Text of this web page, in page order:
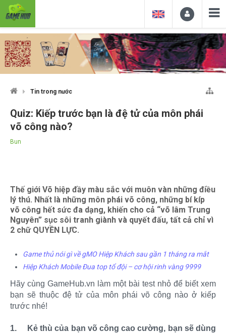
Tin trong nước
Quiz: Kiếp trước bạn là đệ tử của môn phái
võ công nào?
Bun
Thế giới Võ hiệp đầy màu sắc với muôn vàn những điều
lý thú. Nhất là những môn phái võ công, những bí kíp
võ công hết sức đa dạng, khiến cho cả “võ lâm Trung
Nguyên” sục sôi tranh giành và quyết đấu, tất cả chỉ vì
2 chữ QUYỀN LỰC.
Game thủ nói gì về gMO Hiệp Khách sau gần 1 tháng ra mắt
Hiệp Khách Mobile Đua top tổ đội – cơ hội rinh vàng 9999
Hãy cùng GameHub.vn làm một bài test nhỏ để biết xem
bạn sẽ thuộc đệ tử của môn phái võ công nào ở kiếp
trước nhé!
1.
Kẻ thù của bạn võ công cao cường, bạn sẽ dùng